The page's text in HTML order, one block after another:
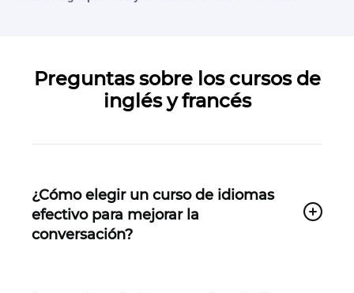
Preguntas sobre los cursos de
inglés y francés
¿Cómo elegir un curso de idiomas
efectivo para mejorar la
conversación?